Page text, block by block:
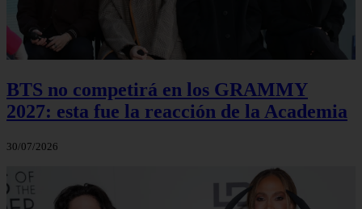
BTS no competirá en los GRAMMY
2027: esta fue la reacción de la Academia
30/07/2026